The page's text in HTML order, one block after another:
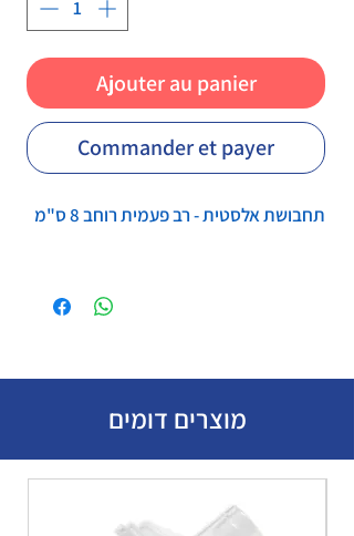
Ajouter au panier
Commander et payer
תחבושת אלסטית - רב פעמית רוחב 8 ס"מ
מוצרים דומים